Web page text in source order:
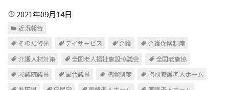
2021年09月14日
近況報告
そのだ修光
デイサービス 介護
介護保険制度
介護人材対策
全国老人福祉施設協議会
全国老施協
参議院議員
国会議員 措置制度
特別養護老人ホーム